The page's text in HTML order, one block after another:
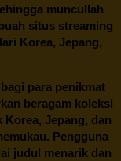
muncullah
situs streaming
Korea, Jepang,
para penikmat
beragam koleksi
Jepang, dan
Pengguna
judul menarik dan